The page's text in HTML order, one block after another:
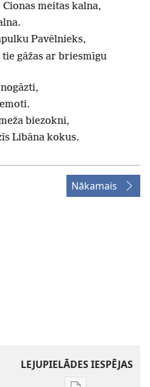
meitas kalna,
Pavēlnieks,
gāžas ar briesmīgu
biezokni,
Libāna kokus.
Nākamais
LEJUPIELĀDES IESPĒJAS